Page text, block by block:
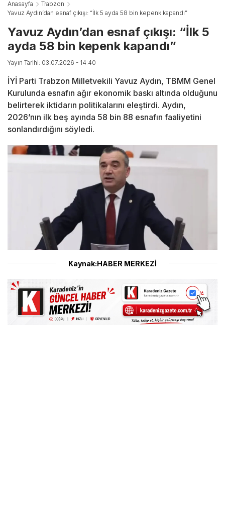
Anasayfa
Trabzon
Yavuz Aydın’dan esnaf çıkışı: “İlk 5 ayda 58 bin kepenk kapandı”
Yavuz Aydın’dan esnaf çıkışı: “İlk 5
ayda 58 bin kepenk kapandı”
Yayın Tarihi: 03.07.2026 - 14:40
İYİ Parti Trabzon Milletvekili Yavuz Aydın, TBMM Genel
Kurulunda esnafın ağır ekonomik baskı altında olduğunu
belirterek iktidarın politikalarını eleştirdi. Aydın,
2026’nın ilk beş ayında 58 bin 88 esnafın faaliyetini
sonlandırdığını söyledi.
Kaynak:HABER MERKEZİ